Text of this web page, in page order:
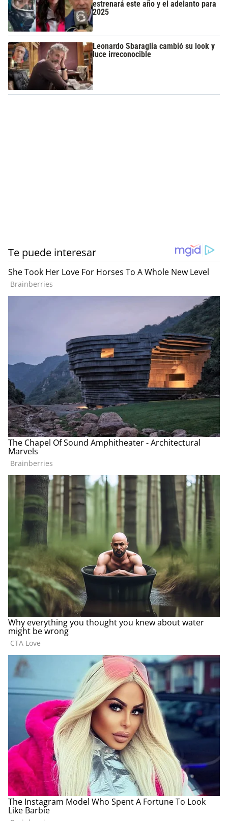
estrenará este año y el adelanto para
2025
Leonardo Sbaraglia cambió su look y
luce irreconocible